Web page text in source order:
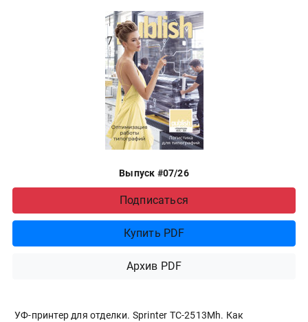
Выпуск #07/26
Подписаться
Купить PDF
Архив PDF
УФ-принтер для отделки. Sprinter ТС-2513Mh. Как